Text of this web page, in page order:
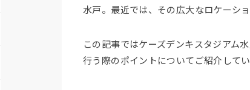
水戸。最近では、その広大なロケーシ
この記事ではケーズデンキスタジアム
行う際のポイントについてご紹介してい